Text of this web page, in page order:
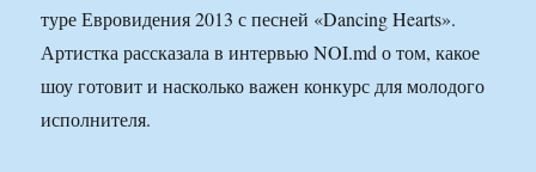
туре Евровидения 2013 с песней «Dancing Hearts».
Артистка рассказала в интервью NOI.md о том, какое
шоу готовит и насколько важен конкурс для молодого
исполнителя.